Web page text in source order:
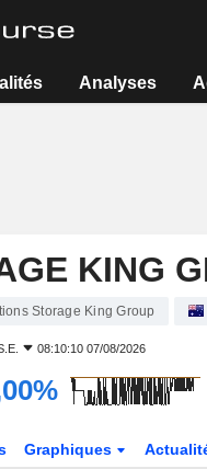
Analyses
KING
Storage King Group
08:10:10 07/08/2026
Graphiques